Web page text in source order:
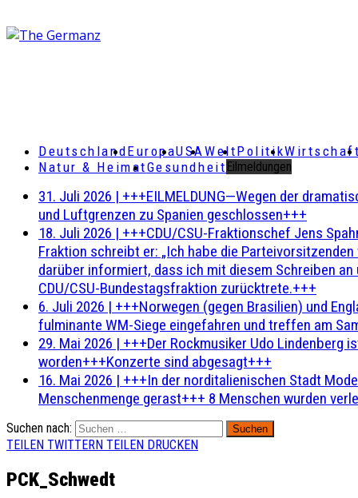
DeutschlandEuropaUSAWeltPolitikWirtschaft
Natur & HeimatGesundheit Eilmeldungen
31. Juli 2026 | +++EILMELDUNG—Wegen der
und Luftgrenzen zu Spanien geschlossen+++
18. Juli 2026 | +++CDU/CSU-Fraktionschef Jens
Fraktion schreibt er: „Ich habe die
darüber informiert, dass ich mit diesem Schreiben
CDU/CSU-Bundestagsfraktion zurücktrete.+++
6. Juli 2026 | +++Norwegen (gegen Brasilien) und
fulminante WM-Siege eingefahren und treffen am
29. Mai 2026 | +++Der Rockmusiker Udo Lindenberg
worden+++Konzerte sind abgesagt+++
16. Mai 2026 | +++In der norditalienischen Stadt
Menschenmenge gerast+++ 8 Menschen wurden
Suchen nach:
TEILEN TWITTERN TEILEN DRUCKEN
PCK_Schwedt